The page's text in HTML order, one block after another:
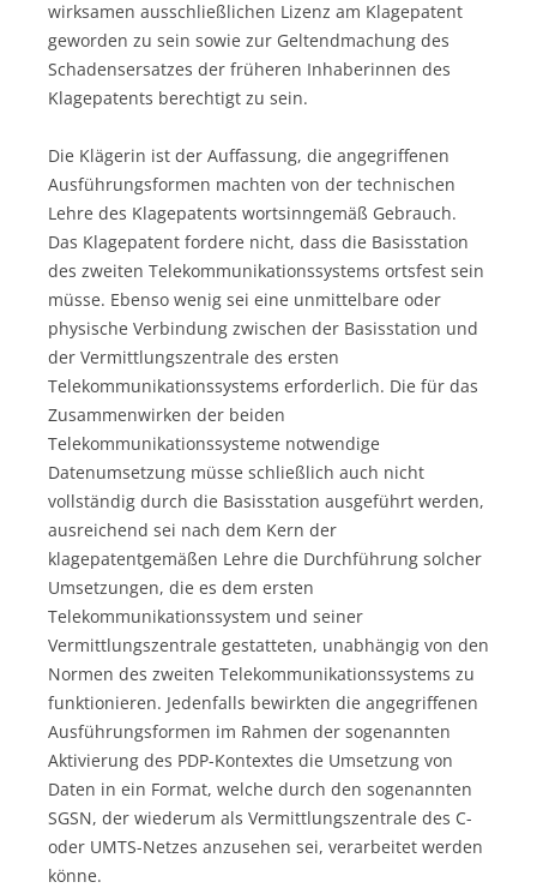
wirksamen ausschließlichen Lizenz am Klagepatent
geworden zu sein sowie zur Geltendmachung des
Schadensersatzes der früheren Inhaberinnen des
Klagepatents berechtigt zu sein.
Die Klägerin ist der Auffassung, die angegriffenen
Ausführungsformen machten von der technischen
Lehre des Klagepatents wortsinngemäß Gebrauch.
Das Klagepatent fordere nicht, dass die Basisstation
des zweiten Telekommunikationssystems ortsfest sein
müsse. Ebenso wenig sei eine unmittelbare oder
physische Verbindung zwischen der Basisstation und
der Vermittlungszentrale des ersten
Telekommunikationssystems erforderlich. Die für das
Zusammenwirken der beiden
Telekommunikationssysteme notwendige
Datenumsetzung müsse schließlich auch nicht
vollständig durch die Basisstation ausgeführt werden,
ausreichend sei nach dem Kern der
klagepatentgemäßen Lehre die Durchführung solcher
Umsetzungen, die es dem ersten
Telekommunikationssystem und seiner
Vermittlungszentrale gestatteten, unabhängig von den
Normen des zweiten Telekommunikationssystems zu
funktionieren. Jedenfalls bewirkten die angegriffenen
Ausführungsformen im Rahmen der sogenannten
Aktivierung des PDP-Kontextes die Umsetzung von
Daten in ein Format, welche durch den sogenannten
SGSN, der wiederum als Vermittlungszentrale des C-
oder UMTS-Netzes anzusehen sei, verarbeitet werden
könne.